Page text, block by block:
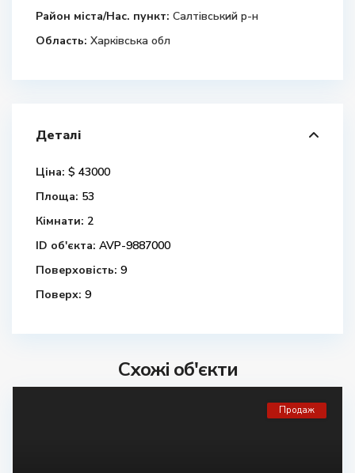
Район міста/Нас. пункт: Салтівський р-н
Область: Харківська обл
Деталі
Ціна: $ 43000
Площа: 53
Кімнати: 2
ID об'єкта: AVP-9887000
Поверховість: 9
Поверх: 9
Схожі об'єкти
Продаж